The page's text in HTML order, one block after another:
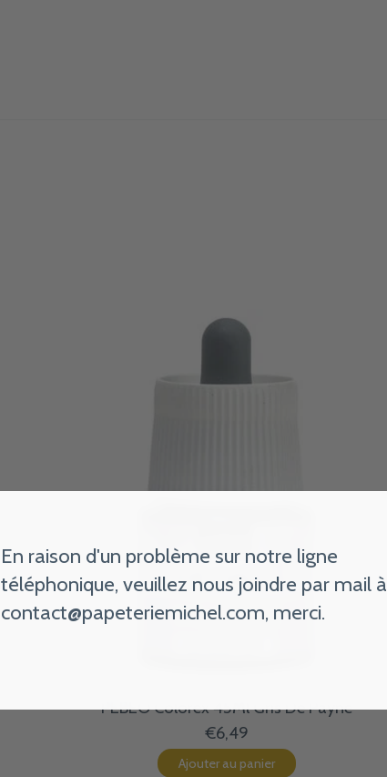
PEBEO Colorex 45Ml Gris De Payne
€6,49
Ajouter au panier
En raison d'un problème sur notre ligne
téléphonique, veuillez nous joindre par mail à
contact@papeteriemichel.com, merci.